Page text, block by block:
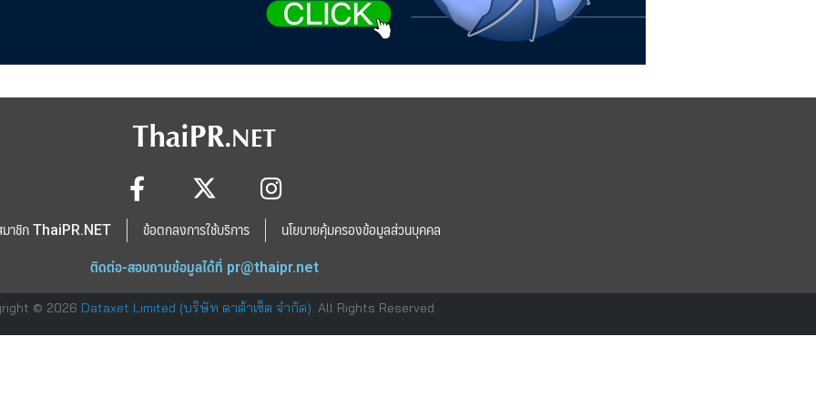
มาชิก ThaiPR.NET ข้อตกลงการใช้บริการ นโยบายคุ้มครองข้อมูลส่วนบุคคล
ติดต่อ-สอบถามข้อมูลได้ที่ pr@thaipr.net
© 2026 Dataxet Limited (บริษัท ดาต้าเซ็ต จำกัด). All Rights Reserved.